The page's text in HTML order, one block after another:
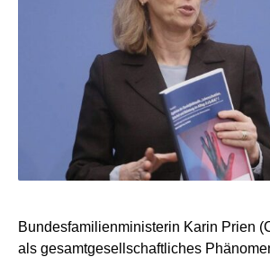
Bundesfamilienministerin Karin Prien
als gesamtgesellschaftliches